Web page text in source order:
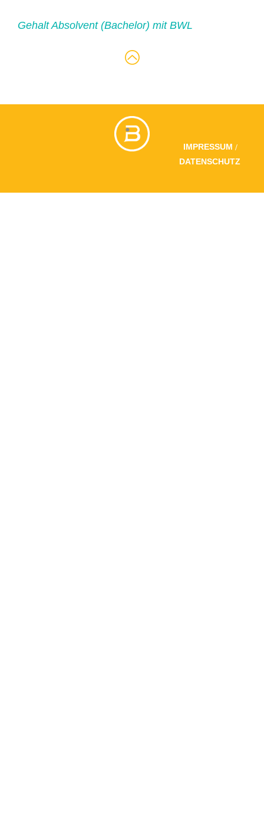
Gehalt Absolvent (Bachelor) mit BWL
IMPRESSUM /
DATENSCHUTZ